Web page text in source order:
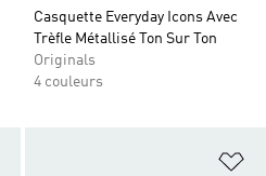
Casquette Everyday Icons Avec
Trèfle Métallisé Ton Sur Ton
Originals
4 couleurs
Ajouter à la Liste de produits